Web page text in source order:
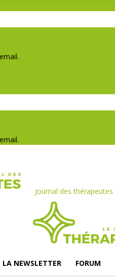
Journal des thérapeutes
LA NEWSLETTER FORUM